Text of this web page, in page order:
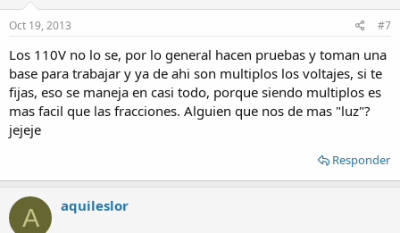
Oct 19, 2013 #7
Los 110V no lo se, por lo general hacen pruebas y toman una
base para trabajar y ya de ahi son multiplos los voltajes, si te
fijas, eso se maneja en casi todo, porque siendo multiplos es
mas facil que las fracciones. Alguien que nos de mas "luz"?
jejeje
Responder
A aquileslor